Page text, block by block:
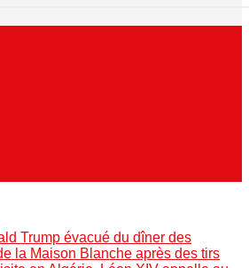
Trump évacué du dîner des
la Maison Blanche après des tirs